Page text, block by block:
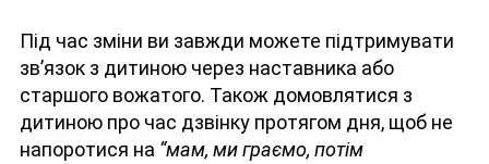
Під час зміни ви завжди можете підтримувати
зв’язок з дитиною через наставника або
старшого вожатого. Також домовлятися з
дитиною про час дзвінку протягом дня, щоб не
напоротися на “мам, ми граємо, потім